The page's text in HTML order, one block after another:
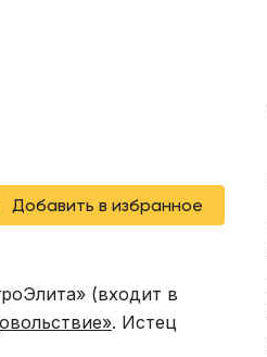
Добавить в избранное
(входит в
. Истец